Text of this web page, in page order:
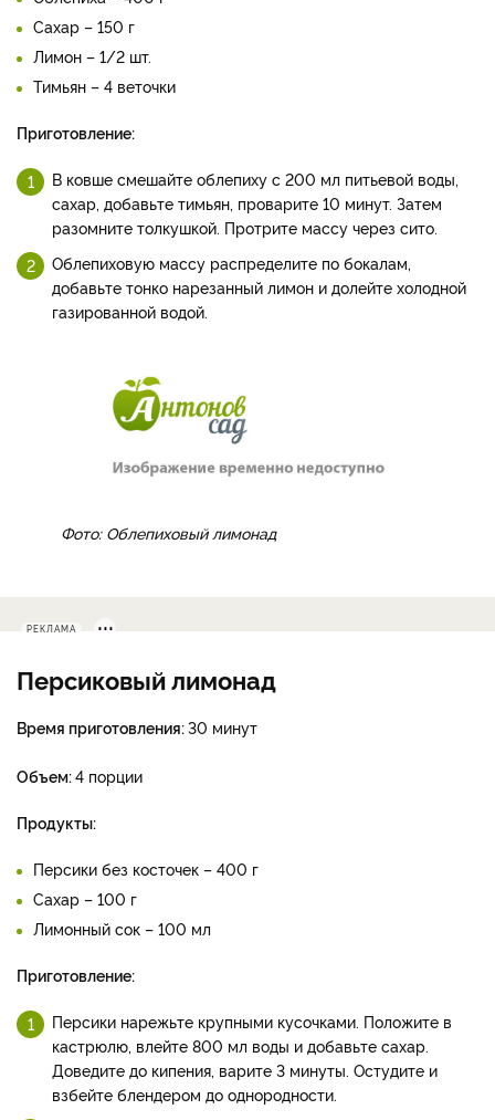
Сахар – 150 г
Лимон – 1/2 шт.
Тимьян – 4 веточки
Приготовление:
В ковше смешайте облепиху с 200 мл питьевой воды,
сахар, добавьте тимьян, проварите 10 минут. Затем
разомните толкушкой. Протрите массу через сито.
Облепиховую массу распределите по бокалам,
добавьте тонко нарезанный лимон и долейте холодной
газированной водой.
Фото: Облепиховый лимонад
РЕКЛАМА
Персиковый лимонад
Время приготовления:30 минут
Объем:4 порции
Продукты:
Персики без косточек – 400 г
Сахар – 100 г
Лимонный сок – 100 мл